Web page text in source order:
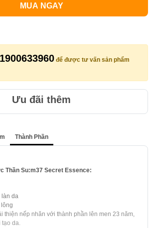
MUA NGAY
1900633960 để được tư vấn sản phẩm
Ưu đãi thêm
Thành Phần
Thần Su:m37 Secret Essence:
làn da
thiện nếp nhăn với thành phần lên men 23 năm,
tạo da.